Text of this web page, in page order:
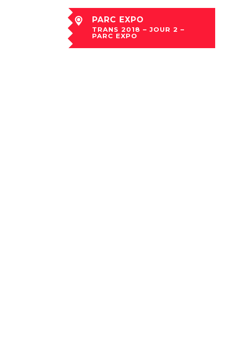
PARC EXPO
TRANS 2018 – JOUR 2 –
PARC EXPO